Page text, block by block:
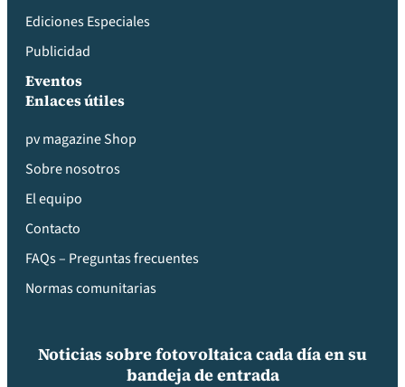
Ediciones Especiales
Publicidad
Eventos
Enlaces útiles
pv magazine Shop
Sobre nosotros
El equipo
Contacto
FAQs – Preguntas frecuentes
Normas comunitarias
Noticias sobre fotovoltaica cada día en su
bandeja de entrada